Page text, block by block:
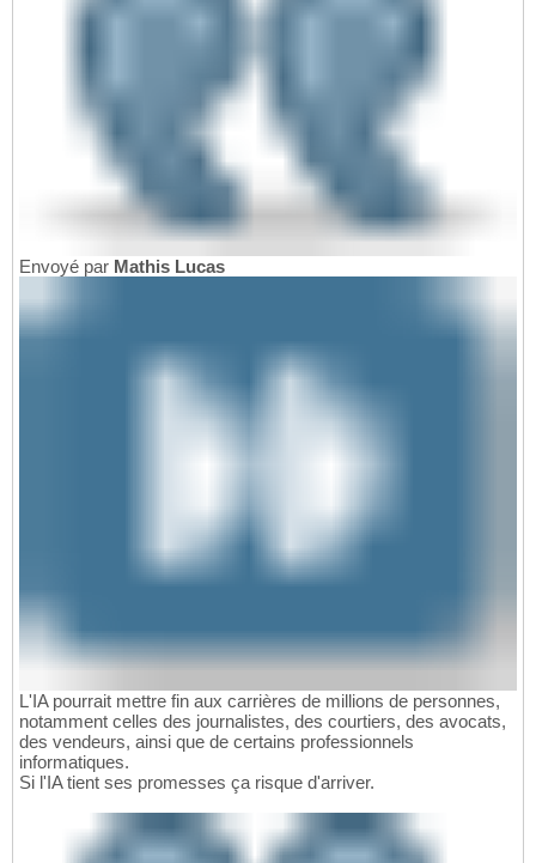
Envoyé par Mathis Lucas
L'IA pourrait mettre fin aux carrières de millions de personnes,
notamment celles des journalistes, des courtiers, des avocats,
des vendeurs, ainsi que de certains professionnels
informatiques.
Si l'IA tient ses promesses ça risque d'arriver.